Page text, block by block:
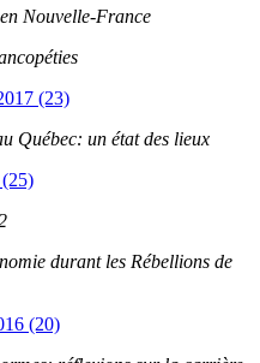
Nouvelle-France
(23)
Québec: un état des lieux
durant les Rébellions de
(20)